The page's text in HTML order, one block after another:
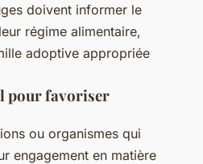
doivent informer le
régime alimentaire,
adoptive appropriée
pour favoriser
ou organismes qui
engagement en matière